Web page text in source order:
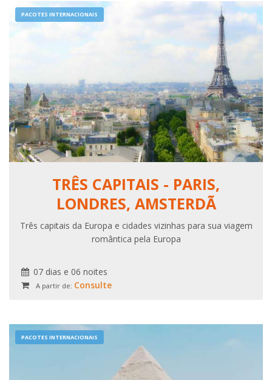
Descubra o mundo e novas
experiências através da
nossa agência.
PACOTES INTERNACIONAIS
TRÊS CAPITAIS - PARIS,
LONDRES, AMSTERDÃ
Três capitais da Europa e cidades vizinhas para sua viagem
romântica pela Europa
07 dias e 06 noites
A partir de: Consulte
PACOTES INTERNACIONAIS